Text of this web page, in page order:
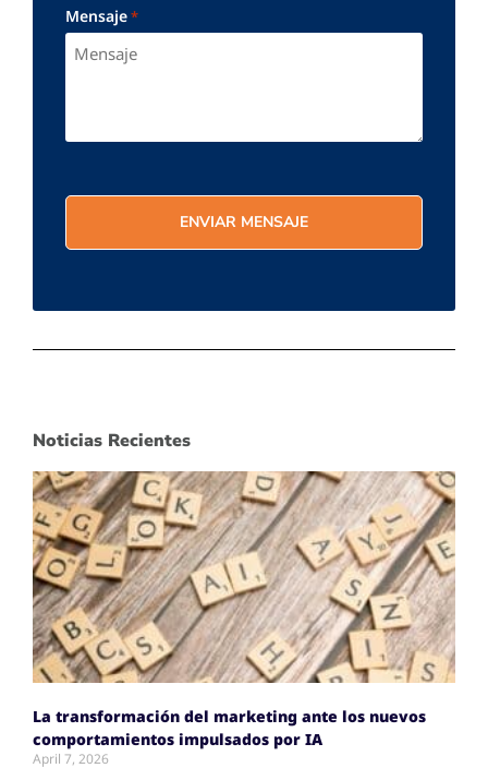
Mensaje*
Noticias Recientes
La transformación del marketing ante los nuevos
comportamientos impulsados por IA
April 7, 2026